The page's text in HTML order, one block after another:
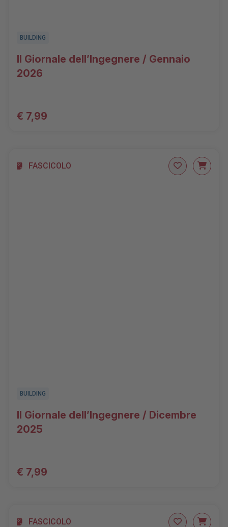
BUILDING
Il Giornale dell’Ingegnere / Gennaio
2026
€ 7,99
FASCICOLO
BUILDING
Il Giornale dell’Ingegnere / Dicembre
2025
€ 7,99
FASCICOLO